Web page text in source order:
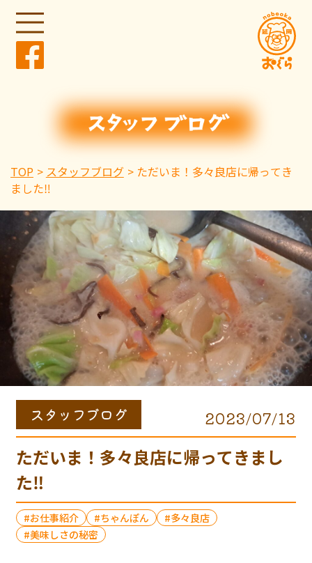
TOP スタッフブログ
ただいま！多々良店に帰ってき
ました‼️
スタッフブログ 2023/07/13
ただいま！多々良店に帰ってきまし
た‼️
お仕事紹介 ちゃんぽん
多々良店
美味しさの秘密